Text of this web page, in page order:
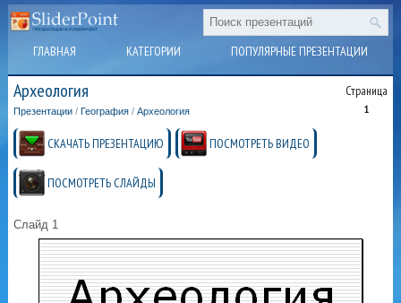
ГЛАВНАЯ КАТЕГОРИИ ПОПУЛЯРНЫЕ ПРЕЗЕНТАЦИИ
Археология Страница
1
Презентации / География /Археология
СКАЧАТЬ ПРЕЗЕНТАЦИЮ ПОСМОТРЕТЬ ВИДЕО
ПОСМОТРЕТЬ СЛАЙДЫ
Слайд 1